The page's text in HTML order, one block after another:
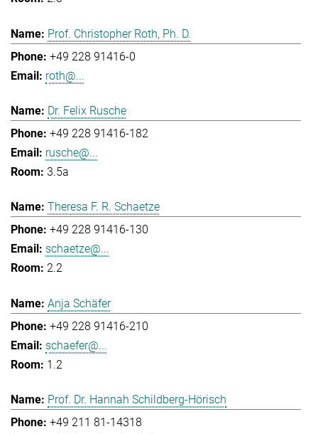
Prof. Christopher Roth, Ph. D.
+49 228 91416-0
roth@...
Dr. Felix Rusche
+49 228 91416-182
rusche@...
3.5a
Theresa F. R. Schaetze
+49 228 91416-130
schaetze@...
2.2
Anja Schäfer
+49 228 91416-210
schaefer@...
1.2
Prof. Dr. Hannah Schildberg-Hörisch
+49 211 81-14318